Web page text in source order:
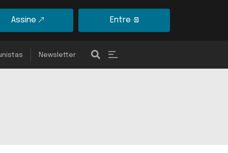
Assine Entre
Newsletter